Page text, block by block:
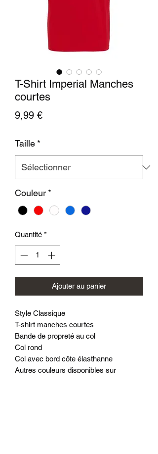
T-Shirt Imperial Manches
courtes
9,99 €Prix
Taille *
Couleur *
Quantité *
Ajouter au panier
Style Classique
T-shirt manches courtes
Bande de propreté au col
Col rond
Col avec bord côte élasthanne
Autres couleurs disponibles sur